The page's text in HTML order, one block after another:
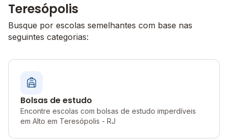
Teresópolis
Busque por escolas semelhantes com base nas
seguintes categorias:
Bolsas de estudo
Encontre escolas com bolsas de estudo imperdíveis
em Alto em Teresópolis - RJ